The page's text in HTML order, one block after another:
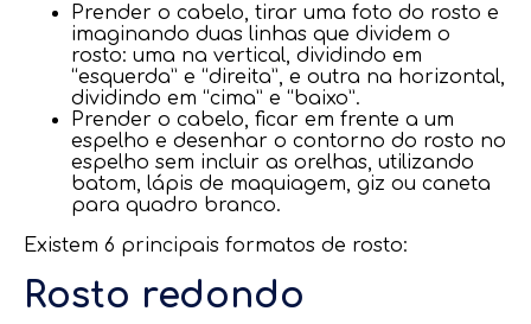
Prender o cabelo, tirar uma foto do rosto e
imaginando duas linhas que dividem o
rosto: uma na vertical, dividindo em
“esquerda” e “direita”, e outra na horizontal,
dividindo em “cima” e “baixo”.
Prender o cabelo, ficar em frente a um
espelho e desenhar o contorno do rosto no
espelho sem incluir as orelhas, utilizando
batom, lápis de maquiagem, giz ou caneta
para quadro branco.
Existem 6 principais formatos de rosto:
Rosto redondo